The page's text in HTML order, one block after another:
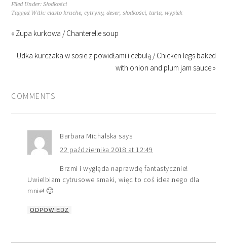
Filed Under:Słodkości
Tagged With:ciasto kruche,cytryny,deser,słodkości, tarta,wypiek
« Zupa kurkowa / Chanterelle soup
Udka kurczaka w sosie z powidłami i cebulą / Chicken legs baked
with onion and plum jam sauce »
COMMENTS
Barbara Michalska says
22 października 2018 at 12:49
Brzmi i wygląda naprawdę fantastycznie!
Uwielbiam cytrusowe smaki, więc to coś idealnego dla
mnie! 🙂
ODPOWIEDZ